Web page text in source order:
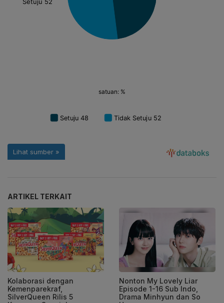
ARTIKEL TERKAIT
Kolaborasi dengan
Kemenparekraf,
SilverQueen Rilis 5
Nonton My Lovely Liar
Episode 1-16 Sub Indo,
Drama Minhyun dan So